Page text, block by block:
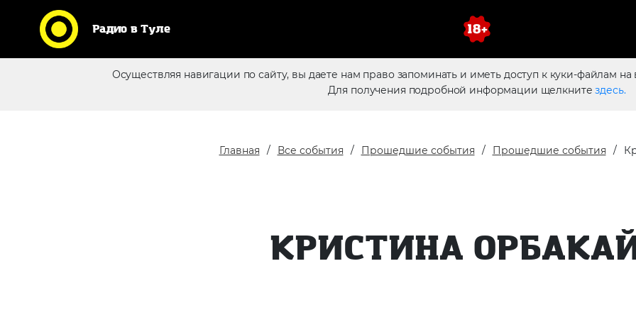
Радио в Туле
Осуществляя навигации по сайту, вы даете нам право запоминать и иметь доступ к куки-файлам
Для получения подробной информации щелкнитездесь.
Кликни по логотипу любимой
станции и слушай радио
Главная Все события Прошедшие события Прошедшие события
КРИСТИНА